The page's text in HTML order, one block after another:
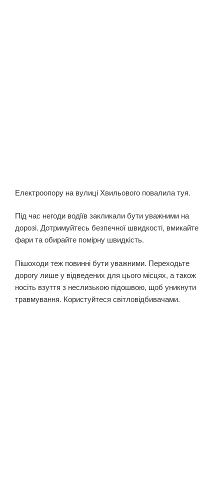
Електроопору на вулиці Хвильового повалила туя.
Під час негоди водіїв закликали бути уважними на
дорозі. Дотримуйтесь безпечної швидкості, вмикайте
фари та обирайте помірну швидкість.
Пішоходи теж повинні бути уважними. Переходьте
дорогу лише у відведених для цього місцях, а також
носіть взуття з неслизькою підошвою, щоб уникнути
травмування. Користуйтеся світловідбивачами.